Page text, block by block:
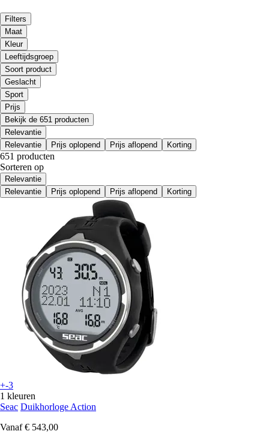
Filters
Maat
Kleur
Leeftijdsgroep
Soort product
Geslacht
Sport
Prijs
Bekijk de 651 producten
Relevantie
Relevantie
Prijs oplopend Prijs aflopend Korting
651 producten
Sorteren op
Relevantie
Relevantie
Prijs oplopend Prijs aflopend Korting
+-3
1 kleuren
Seac Duikhorloge Action
Vanaf € 543,00